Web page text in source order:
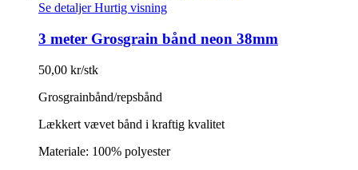
Se detaljerHurtig visning
3 meter Grosgrain bånd neon 38mm
50,00 kr/stk
Grosgrainbånd/repsbånd
Lækkert vævet bånd i kraftig kvalitet
Materiale: 100% polyester